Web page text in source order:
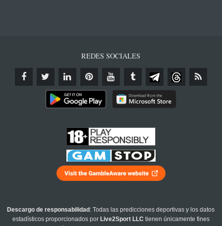
REDES SOCIALES
Descargo de responsabilidad : Todas las predicciones deportivas y los datos
estadísticos proporcionados por Live2Sport LLC tienen únicamente fines